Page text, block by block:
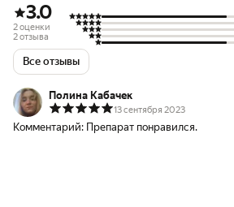
3.0
2 оценки
2 отзыва
Все отзывы
Полина Кабачек
13 сентября 2023
Комментарий: Препарат понравился.